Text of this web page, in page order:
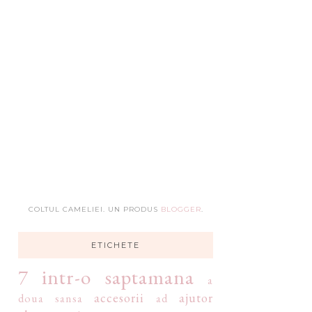
COLTUL CAMELIEI. UN PRODUS BLOGGER.
ETICHETE
7 intr-o saptamana
a
doua sansa
accesorii ad
ajutor